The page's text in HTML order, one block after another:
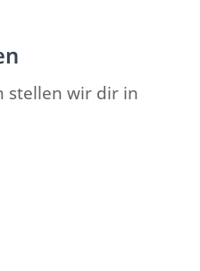
stellen wir dir in